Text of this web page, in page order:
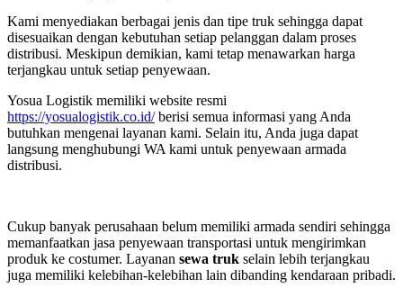
Kami menyediakan berbagai jenis dan tipe truk sehingga dapat
disesuaikan dengan kebutuhan setiap pelanggan dalam proses
distribusi. Meskipun demikian, kami tetap menawarkan harga
terjangkau untuk setiap penyewaan.
Yosua Logistik memiliki website resmi
https://yosualogistik.co.id/berisi semua informasi yang Anda
butuhkan mengenai layanan kami. Selain itu, Anda juga dapat
langsung menghubungi WA kami untuk penyewaan armada
distribusi.
Cukup banyak perusahaan belum memiliki armada sendiri sehingga
memanfaatkan jasa penyewaan transportasi untuk mengirimkan
produk ke costumer. Layanan sewa truk selain lebih terjangkau
juga memiliki kelebihan-kelebihan lain dibanding kendaraan pribadi.